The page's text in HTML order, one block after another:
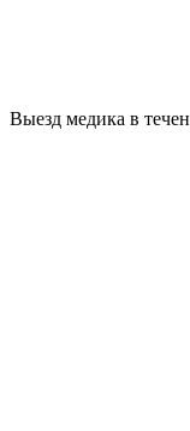
Выезд медика в